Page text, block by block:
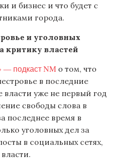
и бизнес и что будет с
города.
и уголовных
критику властей
— подкаст NM о том, что
в последние
уже не первый год
свободы слова в
последнее время в
уголовных дел за
в социальных сетях,